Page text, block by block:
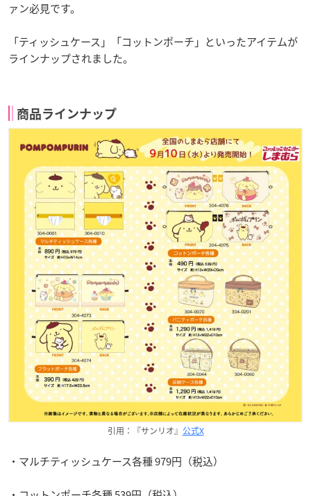
ァン必見です。
「ティッシュケース」「コットンポーチ」といったアイテムが
ラインナップされました。
商品ラインナップ
引用：『サンリオ』 公式X
・マルチティッシュケース各種 979円（税込）